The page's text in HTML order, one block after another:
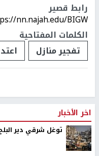
رابط قصير
nn.najah.edu/BIGW/
الكلمات المفتاحية
تفجير منازل
اخر الأخبار
توغل شرقي دير